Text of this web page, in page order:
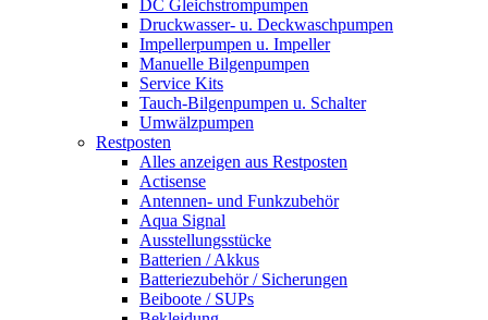
DC Gleichstrompumpen
Druckwasser- u. Deckwaschpumpen
Impellerpumpen u. Impeller
Manuelle Bilgenpumpen
Service Kits
Tauch-Bilgenpumpen u. Schalter
Umwälzpumpen
Restposten
Alles anzeigen aus Restposten
Actisense
Antennen- und Funkzubehör
Aqua Signal
Ausstellungsstücke
Batterien / Akkus
Batteriezubehör / Sicherungen
Beiboote / SUPs